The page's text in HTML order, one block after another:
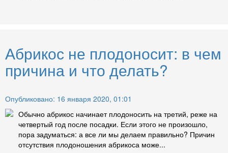
Абрикос не плодоносит: в чем
причина и что делать?
Опубликовано: 16 января 2020, 01:01
Обычно абрикос начинает плодоносить на третий, реже на
четвертый год после посадки. Если этого не произошло,
пора задуматься: а все ли мы делаем правильно? Причин
отсутствия плодоношения абрикоса може...